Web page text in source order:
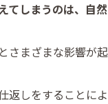
しまうのは、自然
さまざまな影響が
返しをすることに